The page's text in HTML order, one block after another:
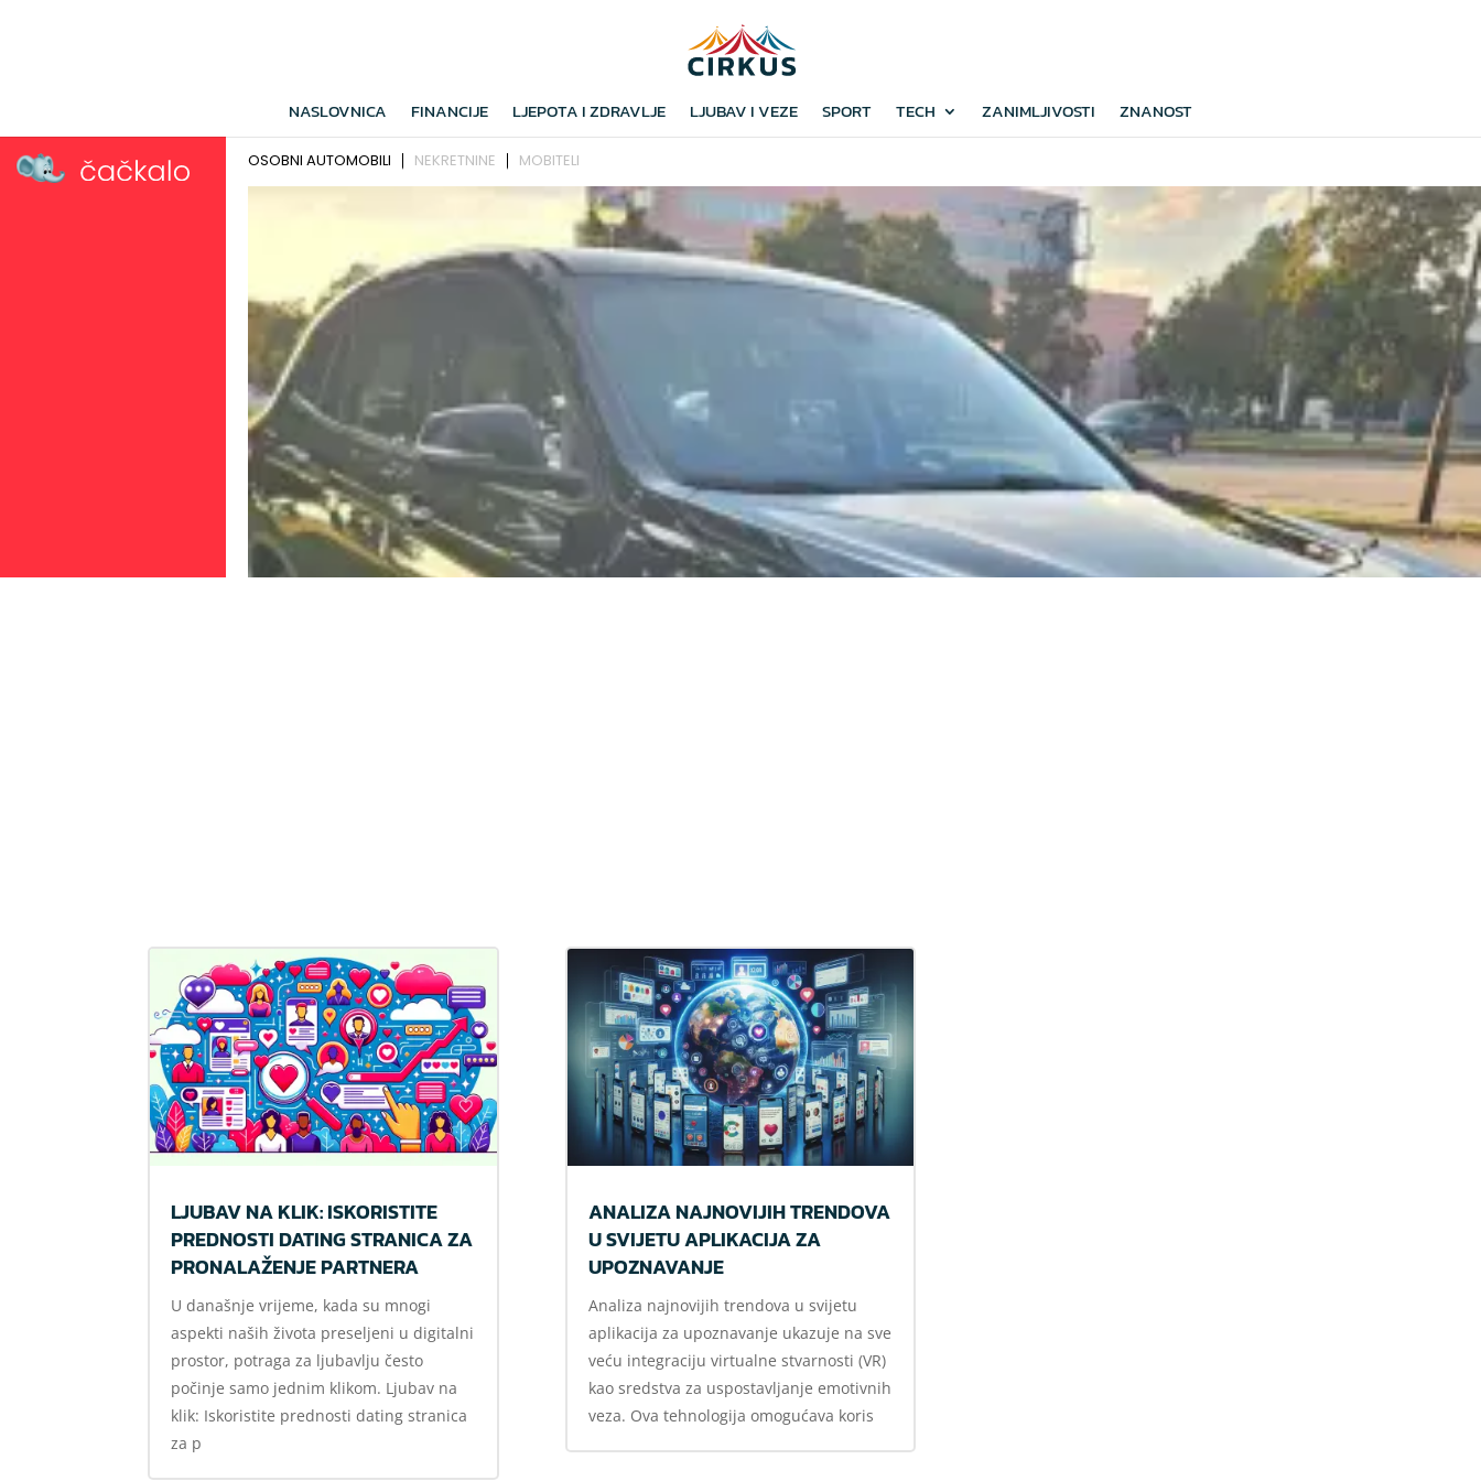
NASLOVNICA FINANCIJE LJEPOTA I ZDRAVLJE LJUBAV I VEZE SPORT TECH ZANIMLJIVOSTI ZNANOST
LJUBAV NA KLIK: ISKORISTITE
PREDNOSTI DATING STRANICA ZA
PRONALAŽENJE PARTNERA
U današnje vrijeme, kada su mnogi
aspekti naših života preseljeni u digitalni
prostor, potraga za ljubavlju često
počinje samo jednim klikom. Ljubav na
klik: Iskoristite prednosti dating stranica
za p
ANALIZA NAJNOVIJIH TRENDOVA
U SVIJETU APLIKACIJA ZA
UPOZNAVANJE
Analiza najnovijih trendova u svijetu
aplikacija za upoznavanje ukazuje na sve
veću integraciju virtualne stvarnosti (VR)
kao sredstva za uspostavljanje emotivnih
veza. Ova tehnologija omogućava koris